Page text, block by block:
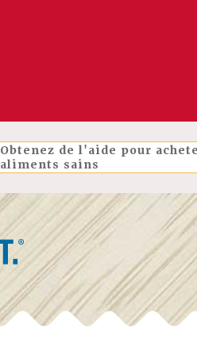
Obtenez de l'aide pour
aliments sains